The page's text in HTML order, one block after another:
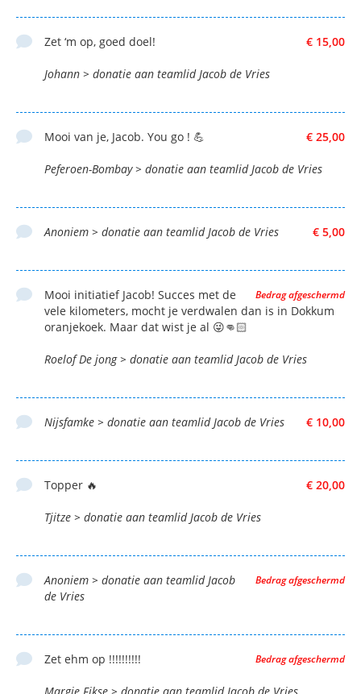
€ 15,00
Zet ‘m op, goed doel!
Johann > donatie aan teamlid Jacob de Vries
€ 25,00
Mooi van je, Jacob. You go ! 💪
Peferoen-Bombay > donatie aan teamlid Jacob de Vries
€ 5,00
Anoniem > donatie aan teamlid Jacob de Vries
Bedrag afgeschermd
Mooi initiatief Jacob! Succes met de
vele kilometers, mocht je verdwalen dan is in Dokkum
oranjekoek. Maar dat wist je al 😜👊🏻
Roelof De jong > donatie aan teamlid Jacob de Vries
€ 10,00
Nijsfamke > donatie aan teamlid Jacob de Vries
€ 20,00
Topper 🔥
Tjitze > donatie aan teamlid Jacob de Vries
Bedrag afgeschermd
Anoniem > donatie aan teamlid Jacob
de Vries
Bedrag afgeschermd
Zet ehm op !!!!!!!!!!